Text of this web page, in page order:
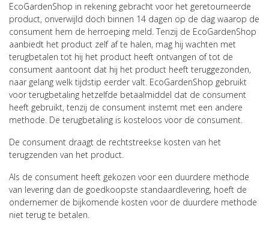
EcoGardenShop in rekening gebracht voor het geretourneerde
product, onverwijld doch binnen 14 dagen op de dag waarop de
consument hem de herroeping meld. Tenzij de EcoGardenShop
aanbiedt het product zelf af te halen, mag hij wachten met
terugbetalen tot hij het product heeft ontvangen of tot de
consument aantoont dat hij het product heeft teruggezonden,
naar gelang welk tijdstip eerder valt. EcoGardenShop gebruikt
voor terugbetaling hetzelfde betaalmiddel dat de consument
heeft gebruikt, tenzij de consument instemt met een andere
methode. De terugbetaling is kosteloos voor de consument.
De consument draagt de rechtstreekse kosten van het
terugzenden van het product.
Als de consument heeft gekozen voor een duurdere methode
van levering dan de goedkoopste standaardlevering, hoeft de
ondernemer de bijkomende kosten voor de duurdere methode
niet terug te betalen.